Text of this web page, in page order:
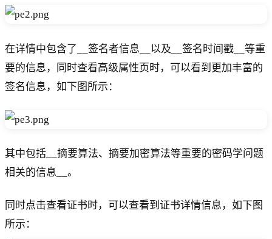
在详情中包含了__签名者信息__以及__签名时间戳__等重
要的信息，同时查看高级属性页时，可以看到更加丰富的
签名信息，如下图所示：
其中包括__摘要算法、摘要加密算法等重要的密码学问题
相关的信息__。
同时点击查看证书时，可以查看到证书详情信息，如下图
所示：